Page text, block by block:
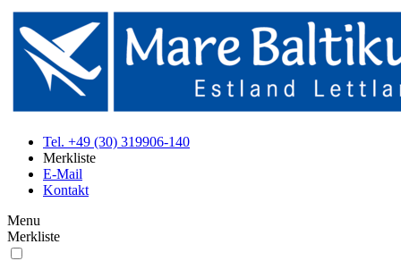
Tel. +49 (30) 319906-140
Merkliste
E-Mail
Kontakt
Menu
Merkliste